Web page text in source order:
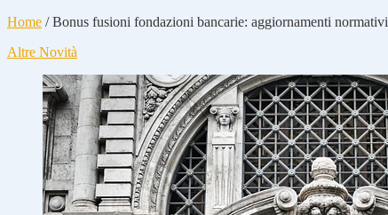
Home /Bonus fusioni fondazioni bancarie: aggiornamenti normativi
Altre Novità